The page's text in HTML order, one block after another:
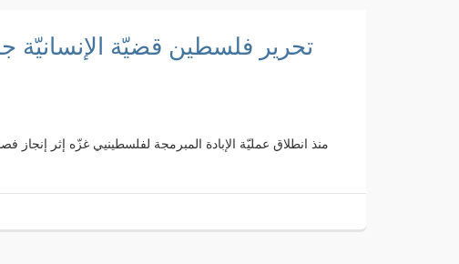
تحرير فلسطين قضيّة الإنسانيّة